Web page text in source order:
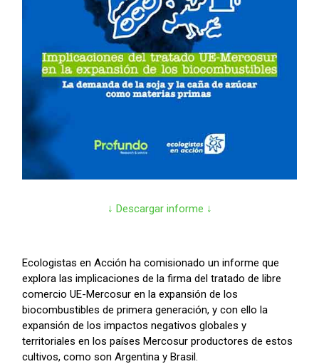
↓ Descargar informe ↓
Ecologistas en Acción ha comisionado un informe que
explora las implicaciones de la firma del tratado de libre
comercio UE-Mercosur en la expansión de los
biocombustibles de primera generación, y con ello la
expansión de los impactos negativos globales y
territoriales en los países Mercosur productores de estos
cultivos, como son Argentina y Brasil.